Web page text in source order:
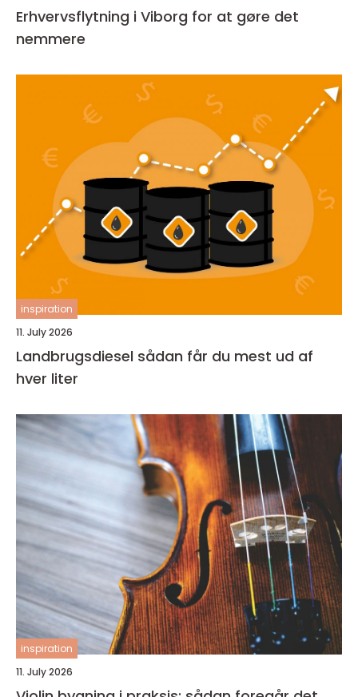
Erhvervsflytning i Viborg for at gøre det
nemmere
inspiration
11. July 2026
Landbrugsdiesel sådan får du mest ud af
hver liter
inspiration
11. July 2026